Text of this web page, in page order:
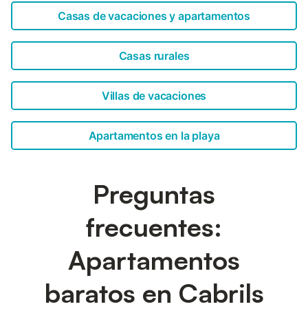
Casas de vacaciones y apartamentos
Casas rurales
Villas de vacaciones
Apartamentos en la playa
Preguntas
frecuentes:
Apartamentos
baratos en Cabrils